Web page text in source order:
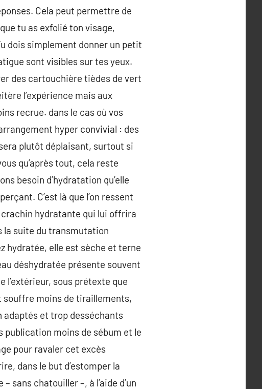
Cela peut permettre de
tu as exfolié ton visage,
dois simplement donner un petit
sont visibles sur tes yeux.
des cartouchière tièdes de vert
l’expérience mais aux
recrue. dans le cas où vos
hyper convivial : des
plutôt déplaisant, surtout si
qu’après tout, cela reste
besoin d’hydratation qu’elle
C’est là que l’on ressent
hydratante qui lui offrira
la suite du transmutation
hydratée, elle est sèche et terne
déshydratée présente souvent
sous prétexte que
souffre moins de tiraillements,
adaptés et trop desséchants
publication moins de sébum et le
pour ravaler cet excès
dans le but d’estomper la
sans chatouiller –, à l’aide d’un